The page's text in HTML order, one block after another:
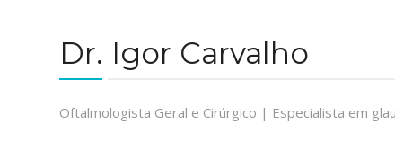
Dr. Igor Carvalho
Oftalmologista Geral e Cirúrgico | Especialista em